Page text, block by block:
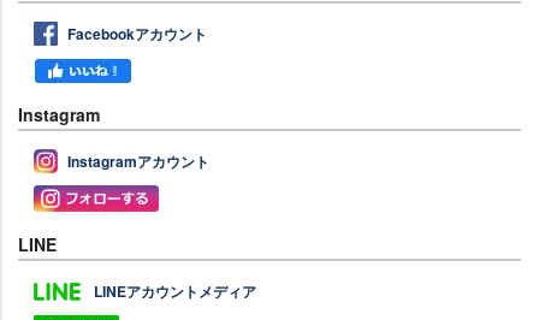
Facebookアカウント
Instagram
Instagramアカウント
LINE
LINEアカウントメディア